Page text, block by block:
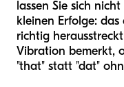
lassen Sie sich
kleinen Erfolge: das
richtig
Vibration bemerkt,
"that" statt "dat"